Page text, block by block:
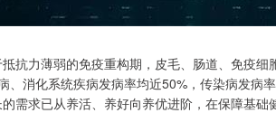
抗力薄弱的免疫重构期，皮毛、肠道、免疫
、消化系统疾病发病率均近50%，传染病发病
需求已从养活、养好向养优进阶，在保障基